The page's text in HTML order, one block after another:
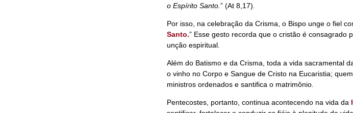
o Espírito Santo.” (At 8,17).
Por isso, na celebração da Crisma, o Bispo unge o fiel
Santo.” Esse gesto recorda que o cristão é consagrado
unção espiritual.
Além do Batismo e da Crisma, toda a vida sacramental
o vinho no Corpo e Sangue de Cristo na Eucaristia;
ministros ordenados e santifica o matrimônio.
Pentecostes, portanto, continua acontecendo na vida da